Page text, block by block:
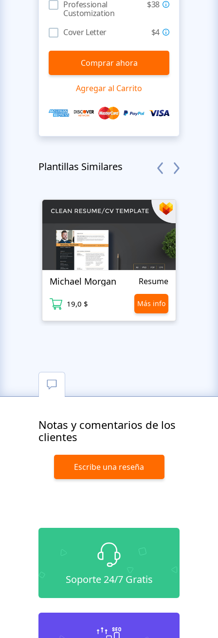
Professional
Customization
$38
Cover Letter $4
Comprar ahora
Agregar al Carrito
Plantillas Similares
Michael Morgan Resume
19,0 $ Más info
Notas y comentarios de los
clientes
Escribe una reseña
Soporte 24/7 Gratis